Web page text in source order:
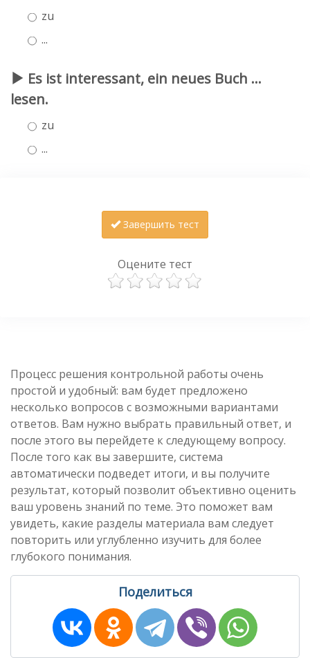
zu
...
Es ist interessant, ein neues Buch ...
lesen.
zu
...
Завершить тест
Оцените тест
Процесс решения контрольной работы очень
простой и удобный: вам будет предложено
несколько вопросов с возможными вариантами
ответов. Вам нужно выбрать правильный ответ, и
после этого вы перейдете к следующему вопросу.
После того как вы завершите, система
автоматически подведет итоги, и вы получите
результат, который позволит объективно оценить
ваш уровень знаний по теме. Это поможет вам
увидеть, какие разделы материала вам следует
повторить или углубленно изучить для более
глубокого понимания.
Поделиться